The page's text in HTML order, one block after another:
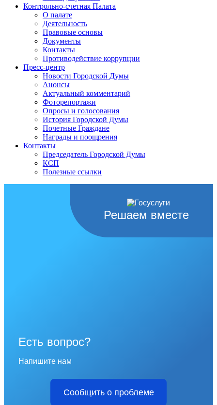
Контрольно-счетная Палата
О палате
Деятельность
Правовые основы
Документы
Контакты
Противодействие коррупции
Пресс-центр
Новости Городской Думы
Анонсы
Актуальный комментарий
Фоторепортажи
Опросы и голосования
История Городской Думы
Почетные Граждане
Награды и поощрения
Контакты
Председатель Городской Думы
КСП
Полезные ссылки
Решаем вместе
Есть вопрос?
Напишите нам
Сообщить о проблеме